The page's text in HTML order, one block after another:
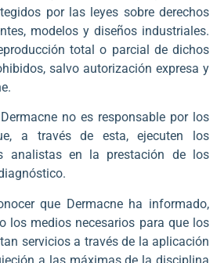
por las leyes sobre derechos
modelos y diseños industriales.
total o parcial de dichos
salvo autorización expresa y
Dermacne no es responsable por los
a través de esta, ejecuten los
analistas en la prestación de los
que Dermacne ha informado,
los medios necesarios para que los
servicios a través de la aplicación